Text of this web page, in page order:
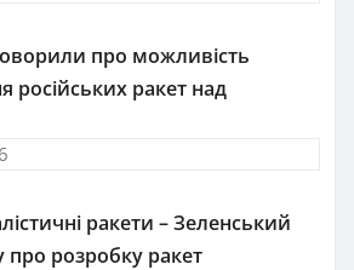
про можливість
російських ракет над
ракети – Зеленський
про розробку ракет